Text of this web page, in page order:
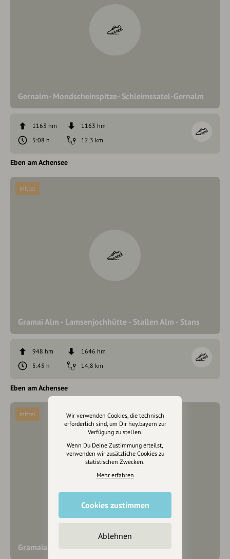
Gernalm- Mondscheinspitze- Schleimssatel-Gernalm
1163 hm
1163 hm
5:08 h
12,3 km
Eben am Achensee
Gramai Alm - Lamsenjochhütte - Stallen Alm - Stans
mittel
948 hm
1646 hm
5:45 h
14,8 km
Eben am Achensee
Gramaialm Hochleger
mittel
Wir verwenden Cookies, die technisch
erforderlich sind, um Dir hey.bayern zur
Verfügung zu stellen.
Wenn Du Deine Zustimmung erteilst,
verwenden wir zusätzliche Cookies zu
statistischen Zwecken.
Mehr erfahren
Cookies zustimmen
Ablehnen